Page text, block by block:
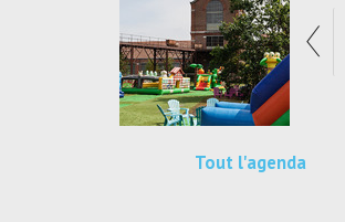
Tout l'agenda